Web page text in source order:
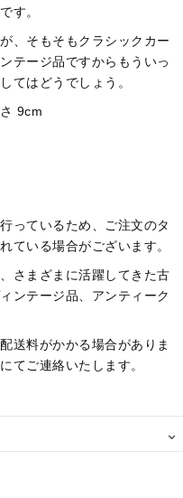
す。
、そもそもクラシックカー
テージ品ですからもういっ
てはどうでしょう。
9cm
っているため、ご注文のタ
ている場合がございます。
さまざまに活躍してきた古
ンテージ品、アンティーク
送料がかかる場合がありま
てご連絡いたします。
⌄
る場合がございます。